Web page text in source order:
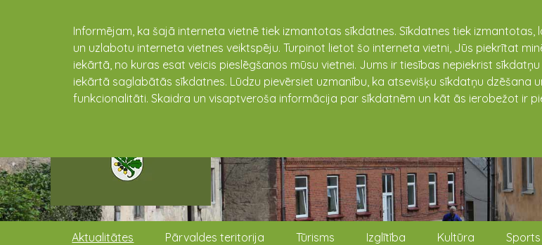
Informējam, ka šajā interneta vietnē tiek izmantotas sīkdatnes. Sīkdatnes tiek
un uzlabotu interneta vietnes veiktspēju. Turpinot lietot šo interneta vietni, Jūs piekrītat
iekārtā, no kuras esat veicis pieslēgšanos mūsu vietnei. Jums ir tiesības nepiekrist
iekārtā saglabātās sīkdatnes. Lūdzu pievērsiet uzmanību, ka atsevišķu sīkdatņu dzēšana
funkcionalitāti. Skaidra un visaptveroša informācija par sīkdatnēm un kāt ās ierobežot ir
Aktualitātes Pārvaldes teritorija Tūrisms Izglītība Kultūra Sports